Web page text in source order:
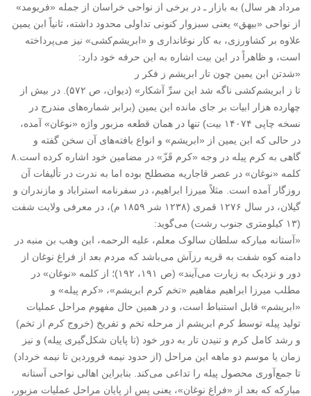
مرداد هر سال) به بازار ـ در برخی از نواحی خراسان از جمله «فریومد»
از نواحی «بیهق» یعنی سبزوار کنونی تداولی محدود داشته، ثانیاً ابن یمین
علاوه بر کشاورزی، به کار نوغانداری و «ابریشم‌کشی» نیز می‌پرداخته
است، و ظاهراً در این بیت اشاره به این حرفه خود دارد:
«شدتن ابن یمین چون تار ابریشم ز فکر ر
تا ز ابریشم‌کشی ناگه شد این سرِّ آشکار» (دیوان، ص ۵۷۲). در بیش از
چهارده هزار ابیات بر جای مانده ابن یمین (برابر شماره‌های مندرج در
نسخه چاپی ۱۴۰۷۴ بیت) تنها در همان قطعه مزبور واژه «نوغان» آمده،
در حالی که ابن یمین از «ابریشم» و انواع بافته‌های آن سخن گفته و
گاهی به کرم پیله در وجه «کرم قَزّ» در مضامین خود اشاره کرده است.۸
کلمه «نوغان» در عصر قاجاریه مصطلح بوده اما به ندرت در تألیفات آن
روزگار آمده است. مثلاً‌ میرزا ابراهیم، در سفرنامه استراباد و مازندران و
گیلان، در سال ۱۲۷۶ قمری (۱۲۳۸ شر ۱۸۵۹ م)، در معرفی ولایت شفت
(۱۳ کیلومتری جنوب رشت) می‌گوید:
«آستانه مبارکه سلطان سالوک معلم، علیه الرحمه، ابن وهب بن منبه در
دامنه کوه شفت به قریه رزآش می‌باشد که مردم بعد از فراغ نوغان از
دور و نزدیک به زیارت می‌آیند» (ص ۱۹۱، ۱۹۲)؛ از کلمه «نوغان» در
مطلب میرزا ابراهیم مفاهیم «تخم کرم ابریشم»، «کرم پیله» و
«ابریشم» قابل استنباط است، و در همین حال مفهوم مراحل عملیات
تولید پیله توسط کرم ابریشم از مرحله تخم و تفریخ (خروج کرم از تخم)
و رشد کامل کرم و تنیدن تار به دور خود (تا پایان شکل‌گیری پیله) و نیز
زمان یا موسم دو ماهه این مراحل (از حدود نیمه فروردین تا نیمه خرداد)
تا جمع‌آوری محصول پیله را تداعی می‌کند. بنابراین اهالی نواحی آستانه
مبارکه که بعد از «فراغ نوغان»، یعنی پس از پایان مراحل عملیات مزبور،